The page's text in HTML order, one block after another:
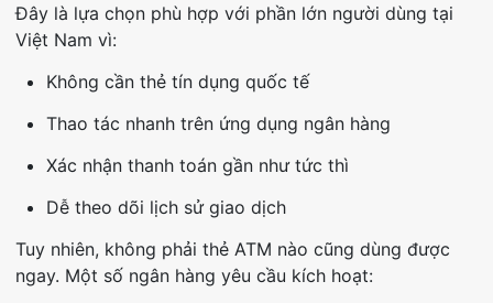
Đây là lựa chọn phù hợp với phần lớn người dùng tại
Việt Nam vì:
Không cần thẻ tín dụng quốc tế
Thao tác nhanh trên ứng dụng ngân hàng
Xác nhận thanh toán gần như tức thì
Dễ theo dõi lịch sử giao dịch
Tuy nhiên, không phải thẻ ATM nào cũng dùng được
ngay. Một số ngân hàng yêu cầu kích hoạt: